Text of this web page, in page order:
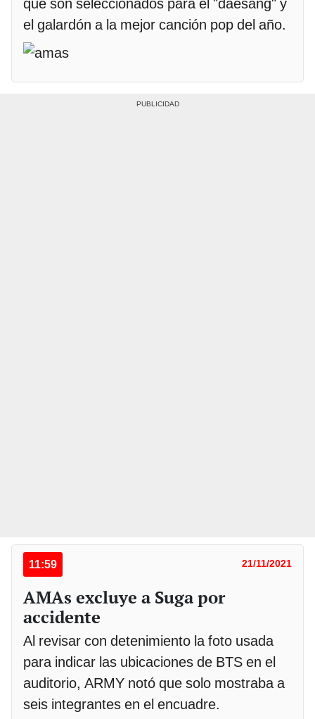
que son seleccionados para el "daesang" y
el galardón a la mejor canción pop del año.
11:59 21/11/2021
AMAs excluye a Suga por
accidente
Al revisar con detenimiento la foto usada
para indicar las ubicaciones de BTS en el
auditorio, ARMY notó que solo mostraba a
seis integrantes en el encuadre.